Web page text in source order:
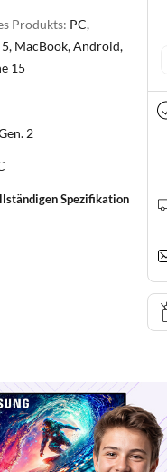
Produkts: PC,
MacBook, Android,
15
2
Spezifikation